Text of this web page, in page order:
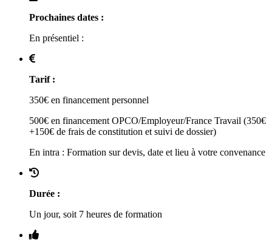
Prochaines dates :
En présentiel :
Tarif :
350€ en financement personnel
500€ en financement OPCO/Employeur/France Travail (350€
+150€ de frais de constitution et suivi de dossier)
En intra : Formation sur devis, date et lieu à votre convenance
Durée :
Un jour, soit 7 heures de formation